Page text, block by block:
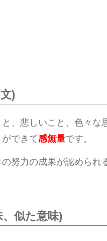
)
、悲しいこと、色々な
できて感無量です。
努力の成果が認められ
似た意味)